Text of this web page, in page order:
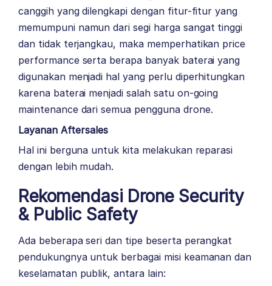
canggih yang dilengkapi dengan fitur-fitur yang
memumpuni namun dari segi harga sangat tinggi
dan tidak terjangkau, maka memperhatikan price
performance serta berapa banyak baterai yang
digunakan menjadi hal yang perlu diperhitungkan
karena baterai menjadi salah satu on-going
maintenance dari semua pengguna drone.
Layanan Aftersales
Hal ini berguna untuk kita melakukan reparasi
dengan lebih mudah.
Rekomendasi Drone Security
& Public Safety
Ada beberapa seri dan tipe beserta perangkat
pendukungnya untuk berbagai misi keamanan dan
keselamatan publik, antara lain: